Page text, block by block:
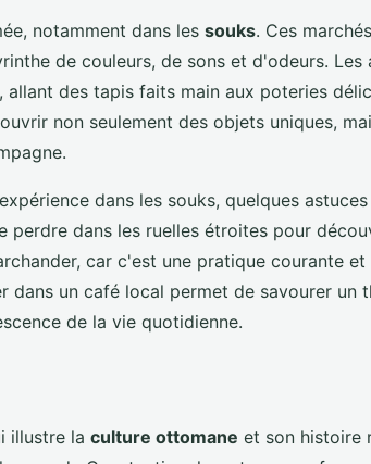
notamment dans les souks. Ces marchés
de couleurs, de sons et d'odeurs. Les
des tapis faits main aux poteries
non seulement des objets uniques,
dans les souks, quelques
perdre dans les ruelles étroites pour
car c'est une pratique courante et
dans un café local permet de savourer un
de la vie quotidienne.
illustre la culture ottomane et son histoire